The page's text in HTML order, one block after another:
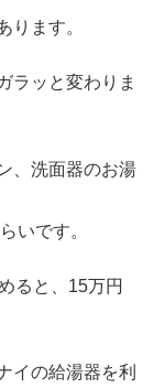
ります。
ラッと変わりま
、洗面器のお湯
いです。
ると、15万円
イの給湯器を利